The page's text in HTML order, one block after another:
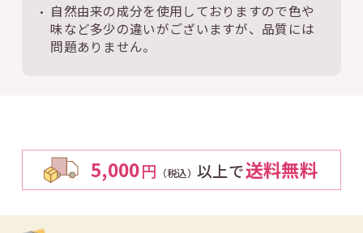
自然由来の成分を使用しておりますので色や
味など多少の違いがございますが、品質には
問題ありません。
5,000円 （税込） 以上で送料無料